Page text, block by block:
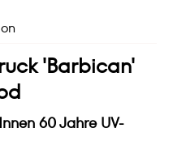
'Barbican'
60 Jahre UV-